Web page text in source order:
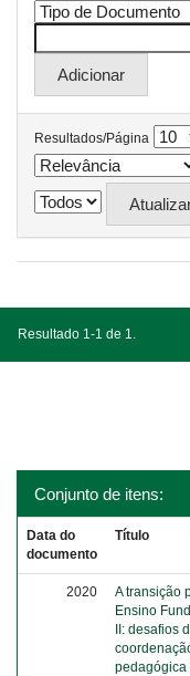
Resultados/Página
Resultado 1-1 de 1.
Conjunto de itens:
Data do
documento
Título
2020
A transição
Ensino
II: desafios
pedagógica